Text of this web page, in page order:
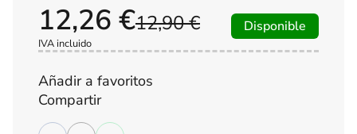
12,90 €
12,26 €
IVA incluido
Disponible
Añadir a favoritos
Compartir